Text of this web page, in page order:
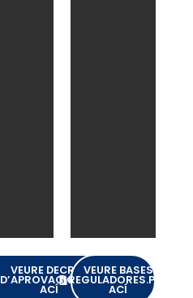
VEURE DECRET
D’APROVACIÓ.PDF
ACÍ
VEURE BASES
REGULADORES.PDF
ACÍ